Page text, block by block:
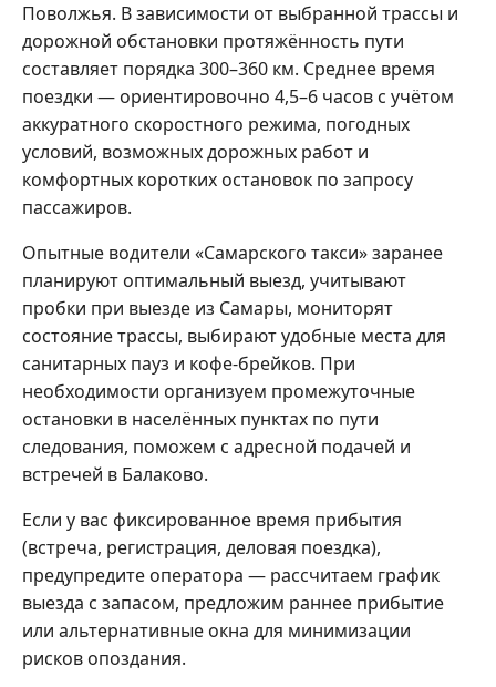
Поволжья. В зависимости от выбранной трассы и
дорожной обстановки протяжённость пути
составляет порядка 300–360 км. Среднее время
поездки — ориентировочно 4,5–6 часов с учётом
аккуратного скоростного режима, погодных
условий, возможных дорожных работ и
комфортных коротких остановок по запросу
пассажиров.
Опытные водители «Самарского такси» заранее
планируют оптимальный выезд, учитывают
пробки при выезде из Самары, мониторят
состояние трассы, выбирают удобные места для
санитарных пауз и кофе-брейков. При
необходимости организуем промежуточные
остановки в населённых пунктах по пути
следования, поможем с адресной подачей и
встречей в Балаково.
Если у вас фиксированное время прибытия
(встреча, регистрация, деловая поездка),
предупредите оператора — рассчитаем график
выезда с запасом, предложим раннее прибытие
или альтернативные окна для минимизации
рисков опоздания.